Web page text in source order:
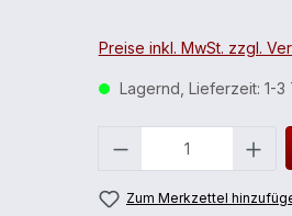
Preise inkl. MwSt. zzgl.
Lagernd, Lieferzeit: 1-3
Zum Merkzettel